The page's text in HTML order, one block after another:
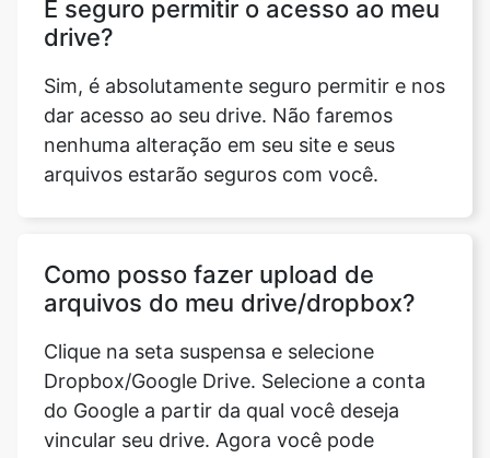
dar acesso ao seu drive. Não faremos
nenhuma alteração em seu site e seus
arquivos estarão seguros com você.
Como posso fazer upload de
Dropbox/Google Drive. Selecione a conta
do Google a partir da qual você deseja
vincular seu drive. Agora você pode
selecionar os arquivos que deseja enviar.